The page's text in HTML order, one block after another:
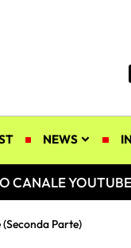
NEWS
CANALE YOUTUBE
(Seconda Parte)